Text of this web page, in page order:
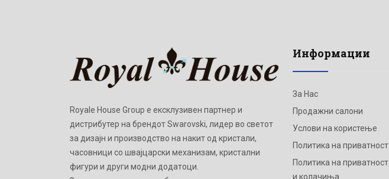
Royale House Group е ексклузивен партнер и
дистрибутер на брендот Swarovski, лидер во светот
за дизајн и производство на накит од кристали,
часовници со швајцарски механизам, кристални
фигури и други модни додатоци.
Информации
За Нас
Продажни салони
Услови на користење
Политика на приватност
Политика на приватност
и колачиња